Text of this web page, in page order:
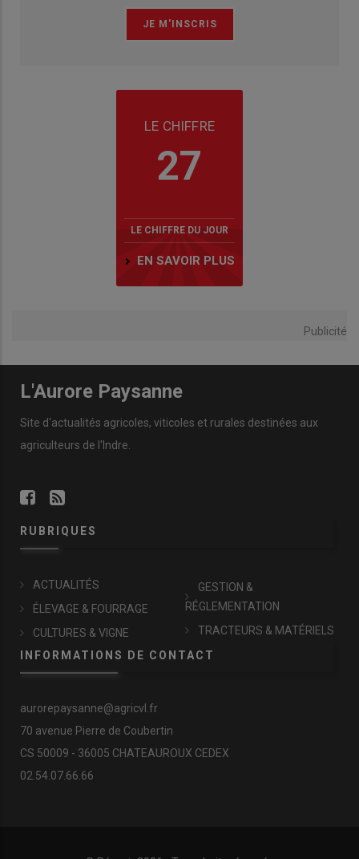
LE CHIFFRE
27
LE CHIFFRE DU JOUR
EN SAVOIR PLUS
Publicité
L'Aurore Paysanne
Site d'actualités agricoles, viticoles et rurales destinées aux
agriculteurs de l'Indre.
RUBRIQUES
ACTUALITÉS
ÉLEVAGE & FOURRAGE
CULTURES & VIGNE
GESTION &
RÉGLEMENTATION
TRACTEURS & MATÉRIELS
INFORMATIONS DE CONTACT
aurorepaysanne@agricvl.fr
70 avenue Pierre de Coubertin
CS 50009 - 36005 CHATEAUROUX CEDEX
02.54.07.66.66